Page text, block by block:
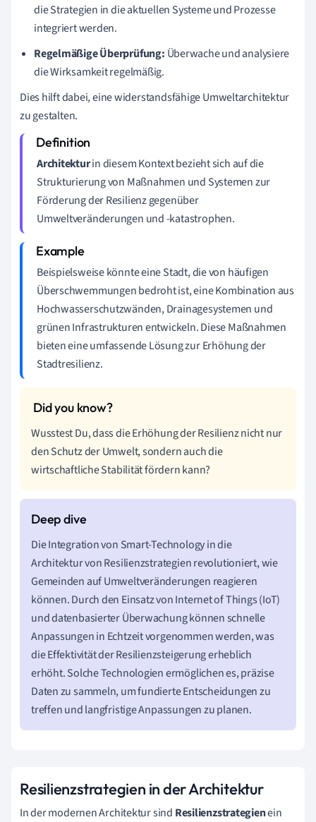
die Strategien in die aktuellen Systeme und Prozesse
integriert werden.
Regelmäßige Überprüfung: Überwache und analysiere
die Wirksamkeit regelmäßig.
Dies hilft dabei, eine widerstandsfähige Umweltarchitektur
zu gestalten.
Architekturin diesem Kontext bezieht sich auf die
Strukturierung von Maßnahmen und Systemen zur
Förderung der Resilienz gegenüber
Umweltveränderungen und -katastrophen.
Beispielsweise könnte eine Stadt, die von häufigen
Überschwemmungen bedroht ist, eine Kombination aus
Hochwasserschutzwänden, Drainagesystemen und
grünen Infrastrukturen entwickeln. Diese Maßnahmen
bieten eine umfassende Lösung zur Erhöhung der
Stadtresilienz.
Wusstest Du, dass die Erhöhung der Resilienz nicht nur
den Schutz der Umwelt, sondern auch die
wirtschaftliche Stabilität fördern kann?
Die Integration von Smart-Technology in die
Architektur von Resilienzstrategien revolutioniert, wie
Gemeinden auf Umweltveränderungen reagieren
können. Durch den Einsatz von Internet of Things (IoT)
und datenbasierter Überwachung können schnelle
Anpassungen in Echtzeit vorgenommen werden, was
die Effektivität der Resilienzsteigerung erheblich
erhöht. Solche Technologien ermöglichen es, präzise
Daten zu sammeln, um fundierte Entscheidungen zu
treffen und langfristige Anpassungen zu planen.
Resilienzstrategien in der Architektur
In der modernen Architektur sind Resilienzstrategienein